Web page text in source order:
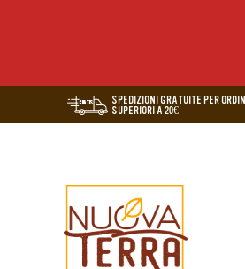
SPEDIZIONI GRATUITE PER ORDINI
SUPERIORI A 20€